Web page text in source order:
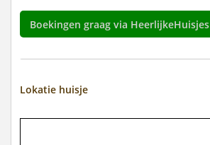
Boekingen graag via HeerlijkeHuisjes
Lokatie huisje